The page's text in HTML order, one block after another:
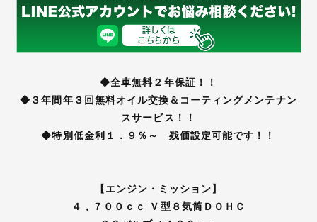
◆全車無料２年保証！！
◆３年間年３回無料オイル交換＆コーティングメンテナン
スサービス！！
◆特別低金利１．９％～ 残価設定可能です！！
【エンジン・ミッション】
４，７００ｃｃ Ｖ型８気筒ＤＯＨＣ